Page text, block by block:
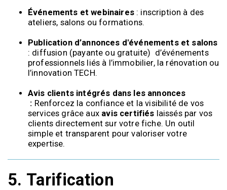
Événements et webinaires : inscription à des
ateliers, salons ou formations.
Publication d’annonces d'événements et salons
: diffusion (payante ou gratuite) d’événements
professionnels liés à l’immobilier, la rénovation ou
l’innovation TECH.
Avis clients intégrés dans les annonces
: Renforcez la confiance et la visibilité de vos
services grâce aux avis certifiés laissés par vos
clients directement sur votre fiche. Un outil
simple et transparent pour valoriser votre
expertise.
5. Tarification